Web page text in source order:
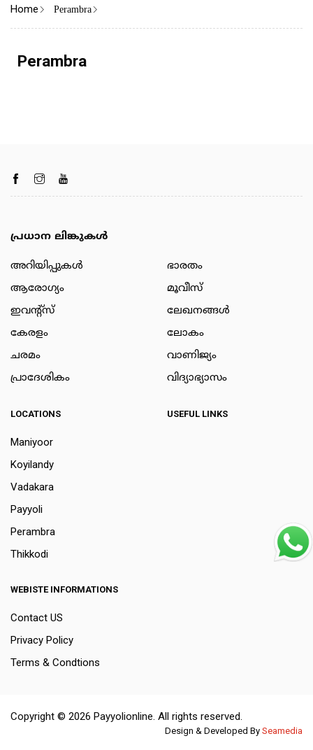
Home Perambra
Perambra
പ്രധാന ലിങ്കുകൾ
അറിയിപ്പുകള്‍
ആരോഗ്യം
ഇവന്റ്സ്
കേരളം
ചരമം
പ്രാദേശികം
ഭാരതം
മൂവീസ്
ലേഖനങ്ങള്‍
ലോകം
വാണിജ്യം
വിദ്യാഭ്യാസം
LOCATIONS
Maniyoor
Koyilandy
Vadakara
Payyoli
Perambra
Thikkodi
USEFUL LINKS
WEBISTE INFORMATIONS
Contact US
Privacy Policy
Terms & Condtions
Copyright © 2026 Payyolionline. All rights reserved.
Design & Developed By Seamedia